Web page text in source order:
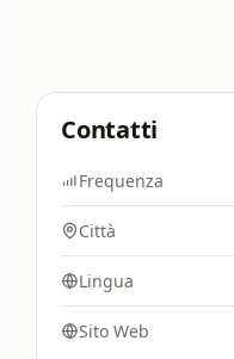
Contatti
Frequenza
Città
Lingua
Sito Web